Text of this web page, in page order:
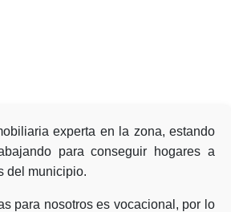
experta en la zona, estando
para conseguir hogares a
del municipio.
para nosotros es vocacional, por lo